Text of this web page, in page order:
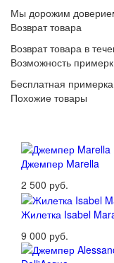
Мы дорожим
Возврат товара
Возврат товара в
Возможность
Бесплатная
Похожие товары
Джемпер Marella
2 500 руб.
Жилетка Isabel
9 000 руб.